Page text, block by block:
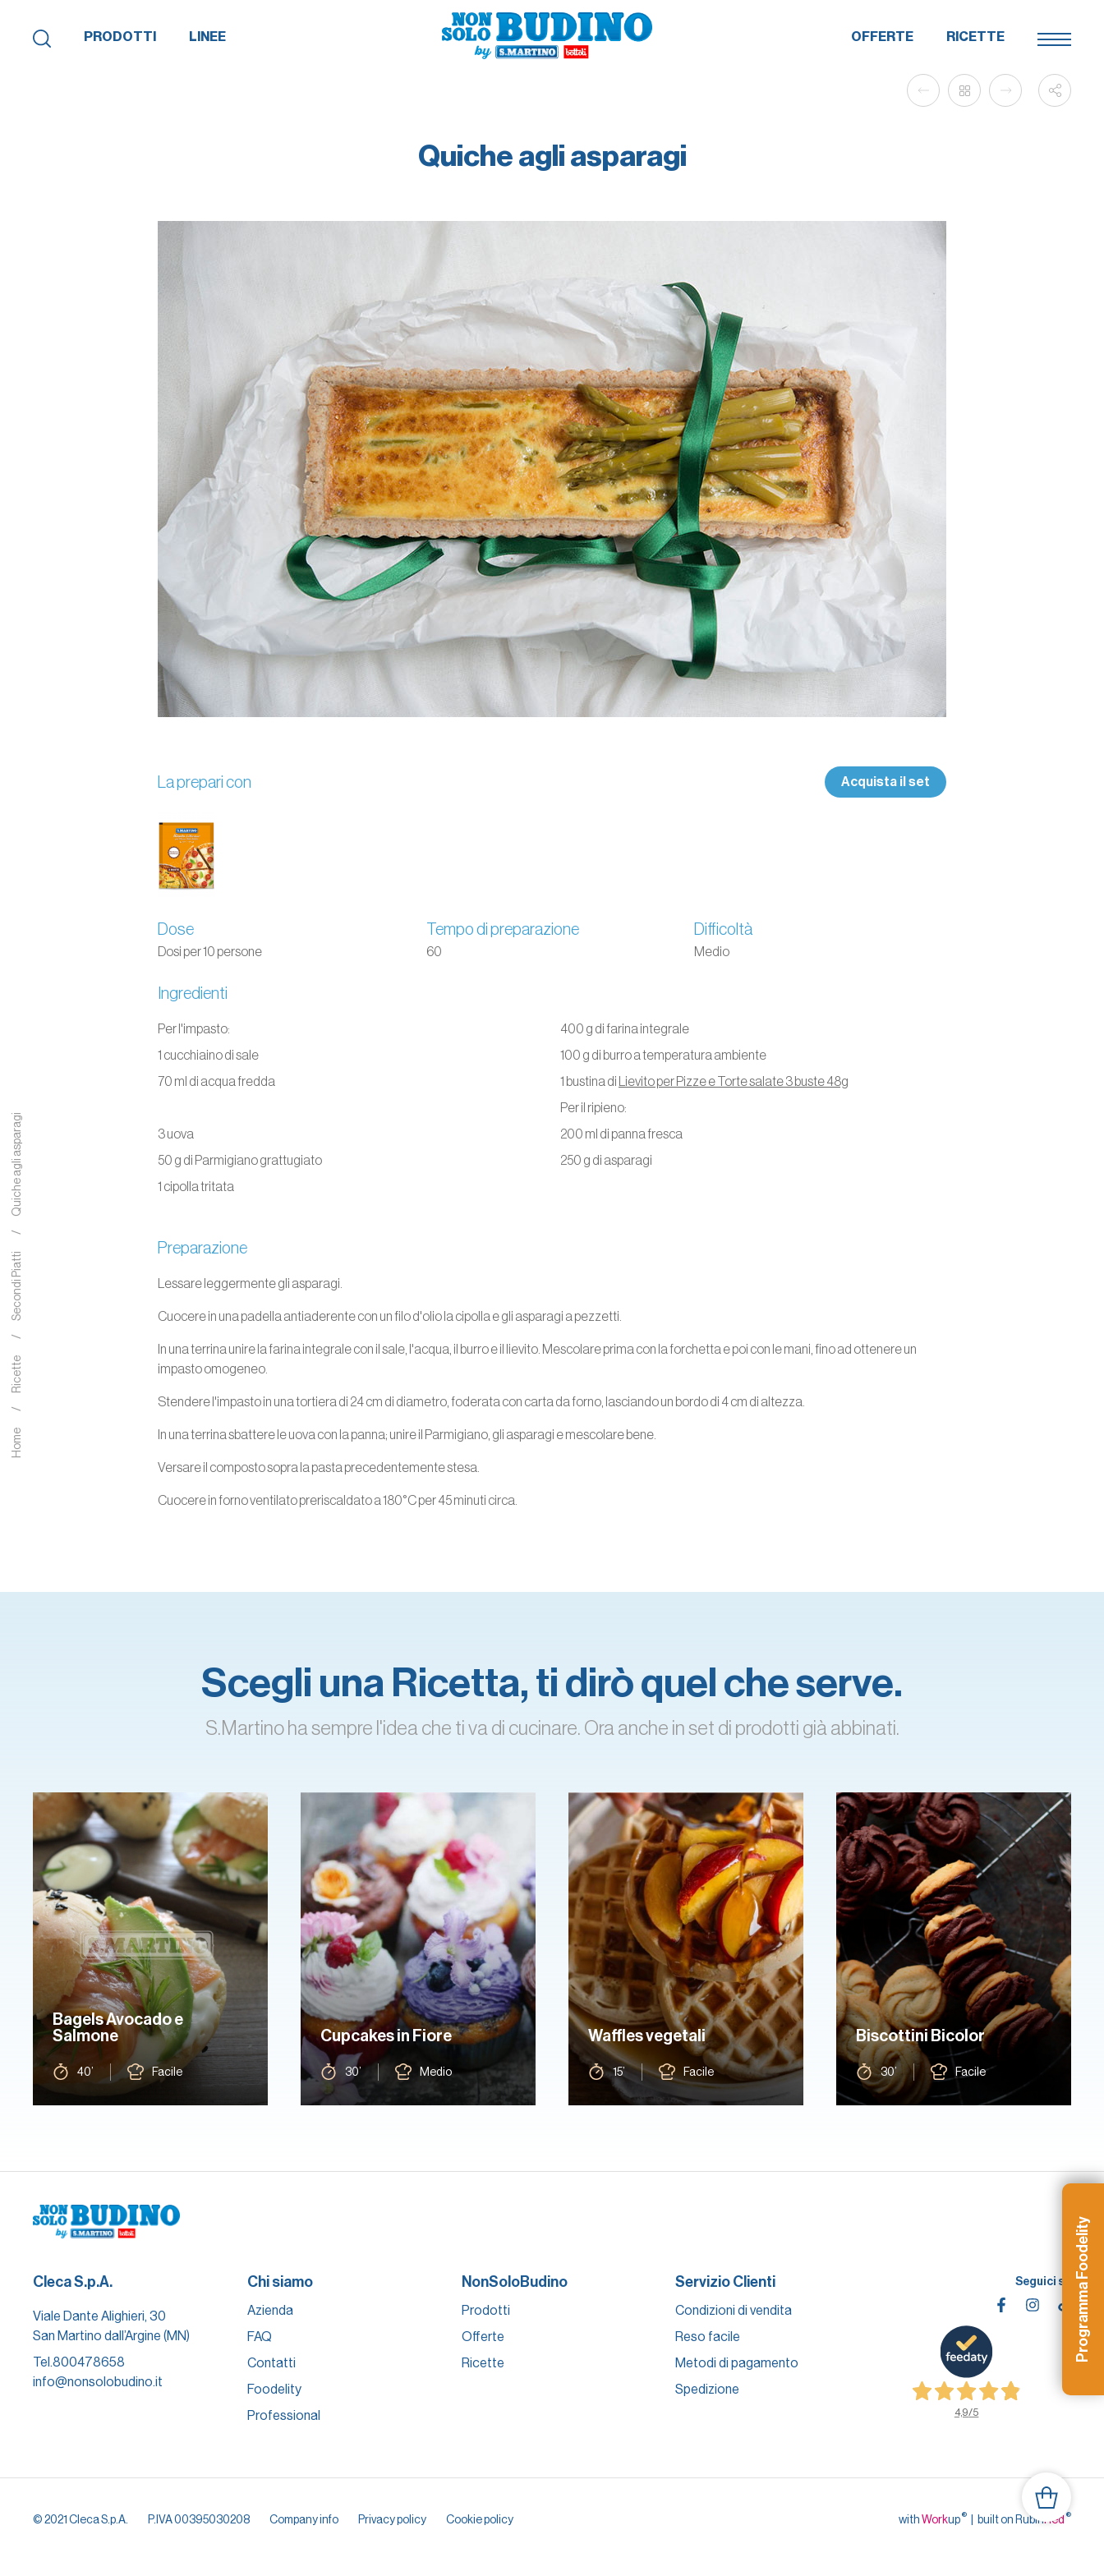
PRODOTTI LINEE OFFERTE RICETTE
Home
Ricette
Secondi Piatti
Quiche agli asparagi
Quiche agli asparagi
La prepari con Acquista il set
Dose
Dosi per 10 persone
Tempo di preparazione
60
Difficoltà
Medio
Ingredienti
Per l'impasto:
400 g di farina integrale
1 cucchiaino di sale
100 g di burro a temperatura ambiente
70 ml di acqua fredda
1 bustina di Lievito per Pizze e Torte salate 3 buste 48g
Per il ripieno:
3 uova
200 ml di panna fresca
50 g di Parmigiano grattugiato
250 g di asparagi
1 cipolla tritata
Preparazione
Lessare leggermente gli asparagi.
Cuocere in una padella antiaderente con un filo d'olio la cipolla e gli asparagi a pezzetti.
In una terrina unire la farina integrale con il sale, l'acqua, il burro e il lievito. Mescolare prima con la forchetta e poi con le mani, fino ad ottenere un
impasto omogeneo.
Stendere l'impasto in una tortiera di 24 cm di diametro, foderata con carta da forno, lasciando un bordo di 4 cm di altezza.
In una terrina sbattere le uova con la panna; unire il Parmigiano, gli asparagi e mescolare bene.
Versare il composto sopra la pasta precedentemente stesa.
Cuocere in forno ventilato preriscaldato a 180°C per 45 minuti circa.
Scegli una Ricetta, ti dirò quel che serve.
S.Martino ha sempre l'idea che ti va di cucinare. Ora anche in set di prodotti già abbinati.
Bagels Avocado e
Salmone
40’ Facile
Cupcakes in Fiore
30’ Medio
Waffles vegetali
15’ Facile
Biscottini Bicolor
30’ Facile
Cleca S.p.A.
Viale Dante Alighieri, 30
San Martino dall’Argine (MN)
Tel.800478658
info@nonsolobudino.it
Chi siamo
Azienda
FAQ
Contatti
Foodelity
Professional
NonSoloBudino
Prodotti
Offerte
Ricette
Servizio Clienti
Condizioni di vendita
Reso facile
Metodi di pagamento
Spedizione
Seguici su
4,9/5
© 2021 Cleca S.p.A. P.IVA 00395030208 Company info Privacy policy Cookie policy withWorkup® built on RubinRed ®
Programma Foodelity